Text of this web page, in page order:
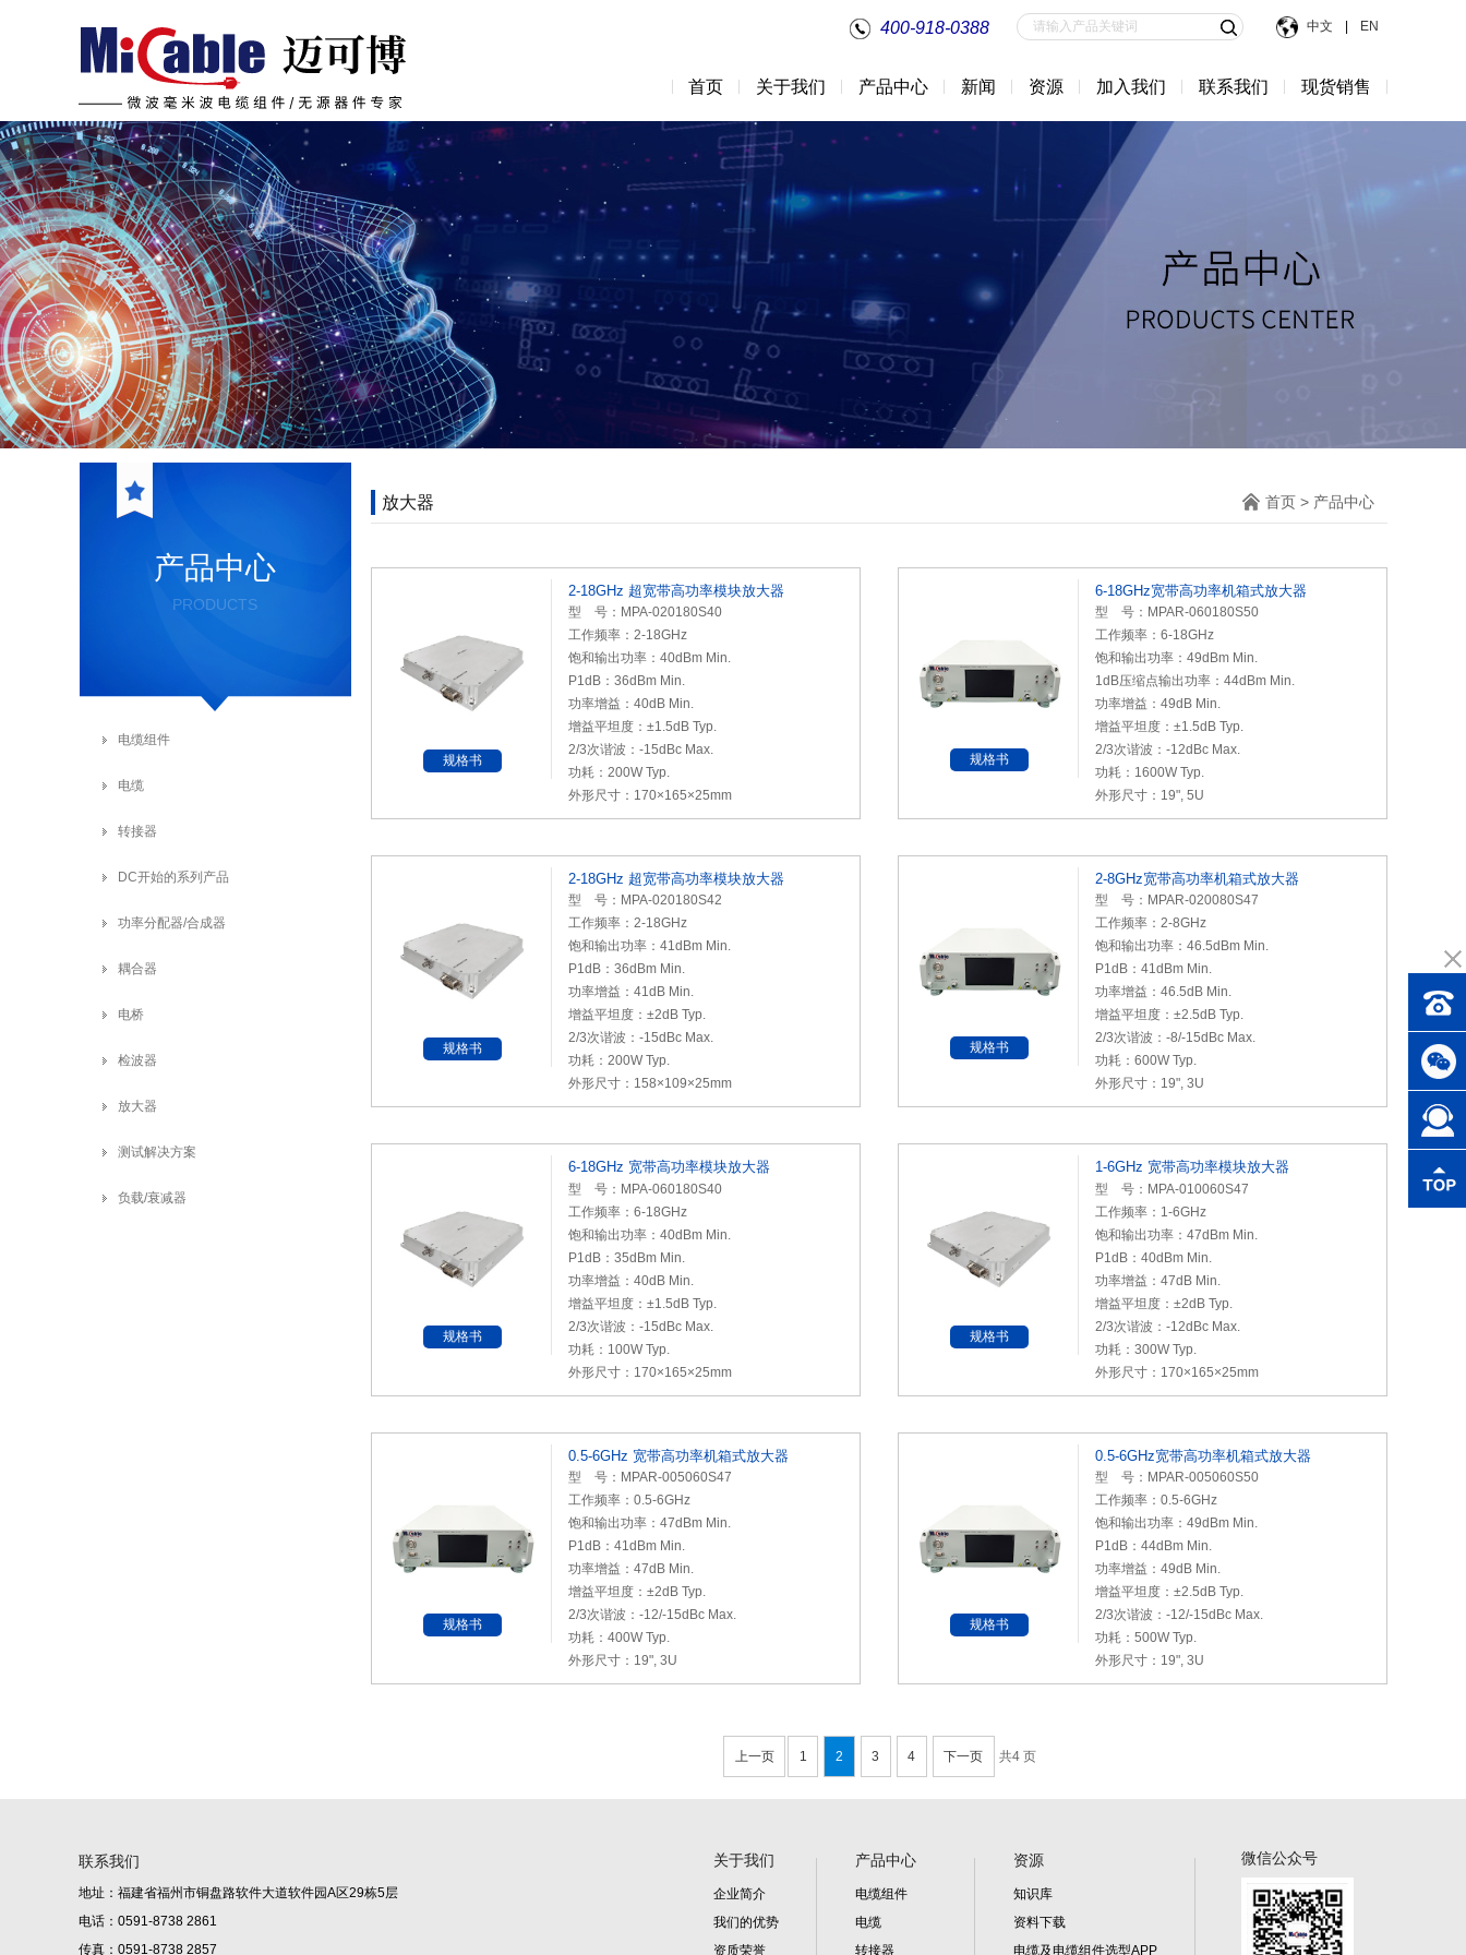
中文 EN
400-918-0388
首页 关于我们 产品中心 新闻 资源 加入我们 联系我们 现货销售
产品中心
PRODUCTS
电缆组件
电缆
转接器
DC开始的系列产品
功率分配器/合成器
耦合器
电桥
检波器
放大器
测试解决方案
负载/衰减器
放大器 首页 > 产品中心
规格书
2-18GHz 超宽带高功率模块放大器
型 号：MPA-020180S40
工作频率：2-18GHz
饱和输出功率：40dBm Min.
P1dB：36dBm Min.
功率增益：40dB Min.
增益平坦度：±1.5dB Typ.
2/3次谐波：-15dBc Max.
功耗：200W Typ.
外形尺寸：170×165×25mm
规格书
6-18GHz宽带高功率机箱式放大器
型 号：MPAR-060180S50
工作频率：6-18GHz
饱和输出功率：49dBm Min.
1dB压缩点输出功率：44dBm Min.
功率增益：49dB Min.
增益平坦度：±1.5dB Typ.
2/3次谐波：-12dBc Max.
功耗：1600W Typ.
外形尺寸：19", 5U
规格书
2-18GHz 超宽带高功率模块放大器
型 号：MPA-020180S42
工作频率：2-18GHz
饱和输出功率：41dBm Min.
P1dB ：36dBm Min.
功率增益：41dB Min.
增益平坦度：±2dB Typ.
2/3次谐波：-15dBc Max.
功耗：200W Typ.
外形尺寸：158×109×25mm
规格书
2-8GHz宽带高功率机箱式放大器
型 号：MPAR-020080S47
工作频率：2-8GHz
饱和输出功率：46.5dBm Min.
P1dB：41dBm Min.
功率增益：46.5dB Min.
增益平坦度：±2.5dB Typ.
2/3次谐波：-8/-15dBc Max.
功耗：600W Typ.
外形尺寸：19", 3U
规格书
6-18GHz 宽带高功率模块放大器
型 号：MPA-060180S40
工作频率：6-18GHz
饱和输出功率：40dBm Min.
P1dB ：35dBm Min.
功率增益：40dB Min.
增益平坦度：±1.5dB Typ.
2/3次谐波：-15dBc Max.
功耗：100W Typ.
外形尺寸：170×165×25mm
规格书
1-6GHz 宽带高功率模块放大器
型 号：MPA-010060S47
工作频率：1-6GHz
饱和输出功率：47dBm Min.
P1dB ：40dBm Min.
功率增益：47dB Min.
增益平坦度：±2dB Typ.
2/3次谐波：-12dBc Max.
功耗：300W Typ.
外形尺寸：170×165×25mm
规格书
0.5-6GHz 宽带高功率机箱式放大器
型 号：MPAR-005060S47
工作频率：0.5-6GHz
饱和输出功率：47dBm Min.
P1dB ：41dBm Min.
功率增益：47dB Min.
增益平坦度：±2dB Typ.
2/3次谐波：-12/-15dBc Max.
功耗：400W Typ.
外形尺寸：19", 3U
规格书
0.5-6GHz宽带高功率机箱式放大器
型 号：MPAR-005060S50
工作频率：0.5-6GHz
饱和输出功率：49dBm Min.
P1dB：44dBm Min.
功率增益：49dB Min.
增益平坦度：±2.5dB Typ.
2/3次谐波：-12/-15dBc Max.
功耗：500W Typ.
外形尺寸：19", 3U
上一页 1 2 3 4 下一页 共4 页
联系我们
地址：福建省福州市铜盘路软件大道软件园A区29栋5层
电话：0591-8738 2861
传真：0591-8738 2857
关于我们
企业简介
我们的优势
资质荣誉
产品中心
电缆组件
电缆
转接器
资源
知识库
资料下载
电缆及电缆组件选型APP
微信公众号